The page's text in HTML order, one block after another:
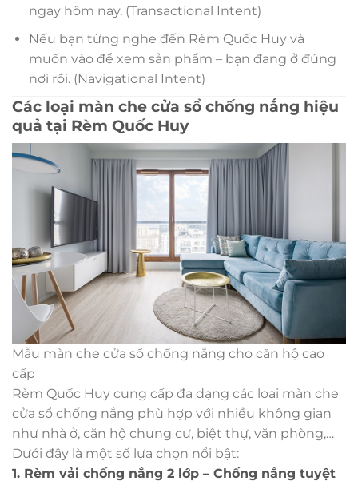
ngay hôm nay. (Transactional Intent)
Nếu bạn từng nghe đến Rèm Quốc Huy và
muốn vào để xem sản phẩm – bạn đang ở đúng
nơi rồi. (Navigational Intent)
Các loại màn che cửa sổ chống nắng hiệu
quả tại Rèm Quốc Huy
Mẫu màn che cửa sổ chống nắng cho căn hộ cao
cấp
Rèm Quốc Huy cung cấp đa dạng các loại màn che
cửa sổ chống nắng phù hợp với nhiều không gian
như nhà ở, căn hộ chung cư, biệt thự, văn phòng,…
Dưới đây là một số lựa chọn nổi bật:
1. Rèm vải chống nắng 2 lớp – Chống nắng tuyệt